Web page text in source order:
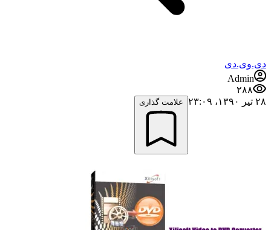
دی.وی.دی
Admin
۲۸۸
۲۸ تیر ۱۳۹۰،‏ ۲۳:۰۹
علامت گذاری